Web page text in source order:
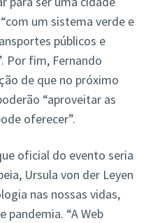
um sistema verde e
públicos e
Por fim, Fernando
de que no próximo
“aproveitar as
oferecer”.
oficial do evento seria
Ursula von der Leyen
nas nossas vidas,
“A Web